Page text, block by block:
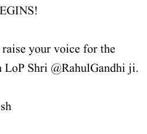
your voice for the
LoP Shri @RahulGandhiji.